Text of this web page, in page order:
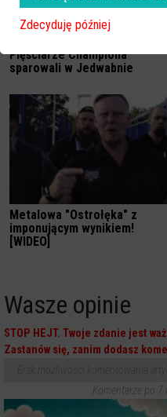
Pięściarze Championa
sparowali w Jedwabnie
Metalowa "Ostrołęka" z
imponującym wynikiem!
[WIDEO]
Wasze opinie
STOP HEJT. Twoje zdanie jest
Zastanów się, zanim dodasz
Komentarze po 7
Zdecyduję później